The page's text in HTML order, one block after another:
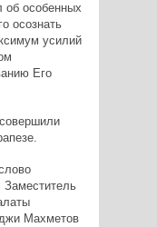
особенных
осознать
усилий
Его
Махметов